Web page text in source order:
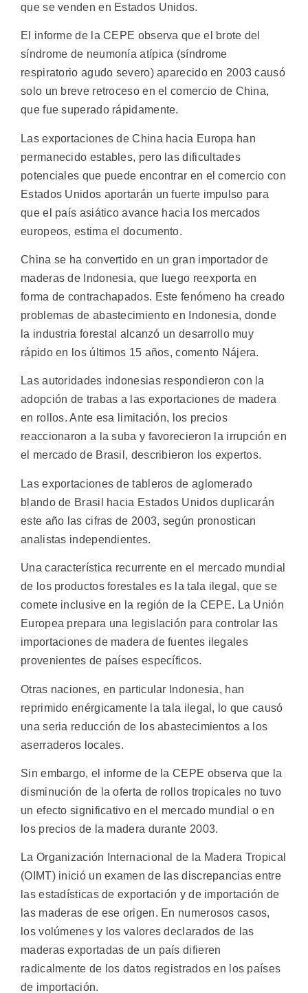
que se venden en Estados Unidos.
El informe de la CEPE observa que el brote del
síndrome de neumonía atípica (síndrome
respiratorio agudo severo) aparecido en 2003 causó
solo un breve retroceso en el comercio de China,
que fue superado rápidamente.
Las exportaciones de China hacia Europa han
permanecido estables, pero las dificultades
potenciales que puede encontrar en el comercio con
Estados Unidos aportarán un fuerte impulso para
que el país asiático avance hacia los mercados
europeos, estima el documento.
China se ha convertido en un gran importador de
maderas de Indonesia, que luego reexporta en
forma de contrachapados. Este fenómeno ha creado
problemas de abastecimiento en Indonesia, donde
la industria forestal alcanzó un desarrollo muy
rápido en los últimos 15 años, comento Nájera.
Las autoridades indonesias respondieron con la
adopción de trabas a las exportaciones de madera
en rollos. Ante esa limitación, los precios
reaccionaron a la suba y favorecieron la irrupción en
el mercado de Brasil, describieron los expertos.
Las exportaciones de tableros de aglomerado
blando de Brasil hacia Estados Unidos duplicarán
este año las cifras de 2003, según pronostican
analistas independientes.
Una característica recurrente en el mercado mundial
de los productos forestales es la tala ilegal, que se
comete inclusive en la región de la CEPE. La Unión
Europea prepara una legislación para controlar las
importaciones de madera de fuentes ilegales
provenientes de países específicos.
Otras naciones, en particular Indonesia, han
reprimido enérgicamente la tala ilegal, lo que causó
una seria reducción de los abastecimientos a los
aserraderos locales.
Sin embargo, el informe de la CEPE observa que la
disminución de la oferta de rollos tropicales no tuvo
un efecto significativo en el mercado mundial o en
los precios de la madera durante 2003.
La Organización Internacional de la Madera Tropical
(OIMT) inició un examen de las discrepancias entre
las estadísticas de exportación y de importación de
las maderas de ese origen. En numerosos casos,
los volúmenes y los valores declarados de las
maderas exportadas de un país difieren
radicalmente de los datos registrados en los países
de importación.